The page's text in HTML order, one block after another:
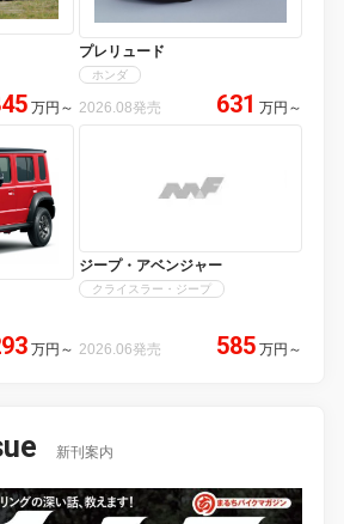
万円 ～
プレリュード
ホンダ
2026.08発売 631 万円 ～
万円 ～
ジープ・アベンジャー
クライスラー・ジープ
2026.06発売 585 万円 ～
新刊案内